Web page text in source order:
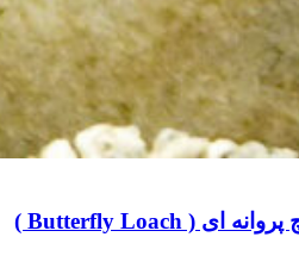
کت فیش سفره ای یا لوچ پروانه ای ( Butterfly Loach )